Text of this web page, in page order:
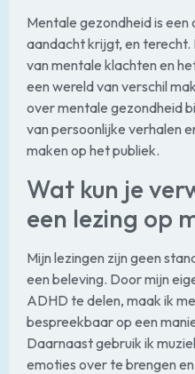
Mentale gezondheid is
aandacht krijgt, en
van mentale klachten en
een wereld van verschil
over mentale gezondheid
van persoonlijke verhalen
maken op het publiek.
Wat kun je
een lezing op
Mijn lezingen zijn geen
een beleving. Door mijn
ADHD te delen, maak ik
bespreekbaar op een
Daarnaast gebruik ik
emoties over te brengen